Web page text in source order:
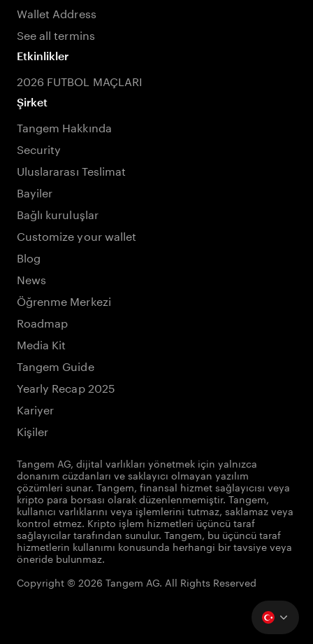
Wallet Address
See all termins
Etkinlikler
2026 FUTBOL MAÇLARI
Şirket
Tangem Hakkında
Security
Uluslararası Teslimat
Bayiler
Bağlı kuruluşlar
Customize your wallet
Blog
News
Öğrenme Merkezi
Roadmap
Media Kit
Tangem Guide
Yearly Recap 2025
Kariyer
Kişiler
Tangem AG, dijital varlıkları yönetmek için yalnızca
donanım cüzdanları ve saklayıcı olmayan yazılım
çözümleri sunar. Tangem, finansal hizmet sağlayıcısı veya
kripto para borsası olarak düzenlenmemiştir. Tangem,
kullanıcı varlıklarını veya işlemlerini tutmaz, saklamaz veya
kontrol etmez. Kripto işlem hizmetleri üçüncü taraf
sağlayıcılar tarafından sunulur. Tangem, bu üçüncü taraf
hizmetlerin kullanımı konusunda herhangi bir tavsiye veya
öneride bulunmaz.